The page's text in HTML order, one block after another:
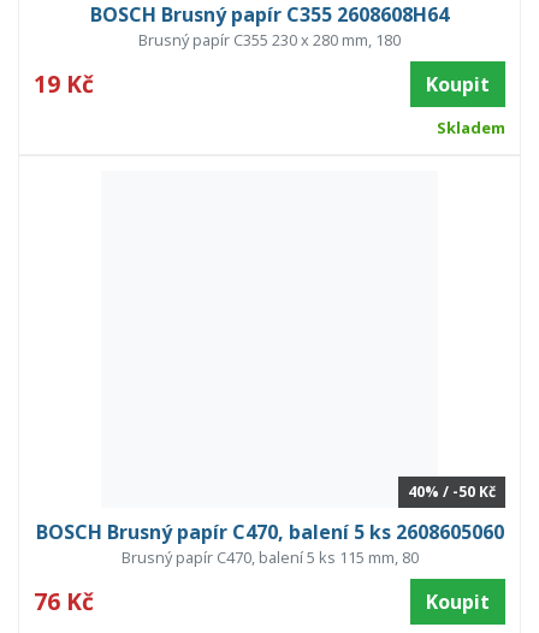
BOSCH Brusný papír C355 2608608H64
Brusný papír C355 230 x 280 mm, 180
19 Kč Koupit
Skladem
40% / -50 Kč
BOSCH Brusný papír C470, balení 5 ks 2608605060
Brusný papír C470, balení 5 ks 115 mm, 80
76 Kč Koupit